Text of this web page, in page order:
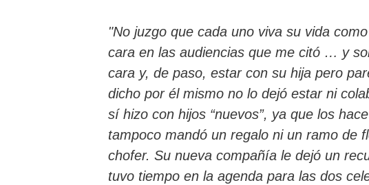
"No juzgo que cada uno viva su vida
cara en las audiencias que me citó … y
cara y, de paso, estar con su hija pero
dicho por él mismo no lo dejó estar ni
sí hizo con hijos “nuevos”, ya que los
tampoco mandó un regalo ni un ramo de
chofer. Su nueva compañía le dejó un
tuvo tiempo en la agenda para las dos